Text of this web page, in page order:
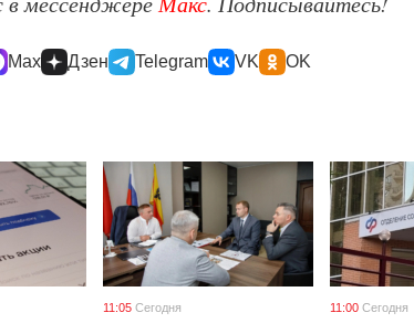
Max Дзен Telegram VK OK
11:05 Сегодня 11:00 Сегодня